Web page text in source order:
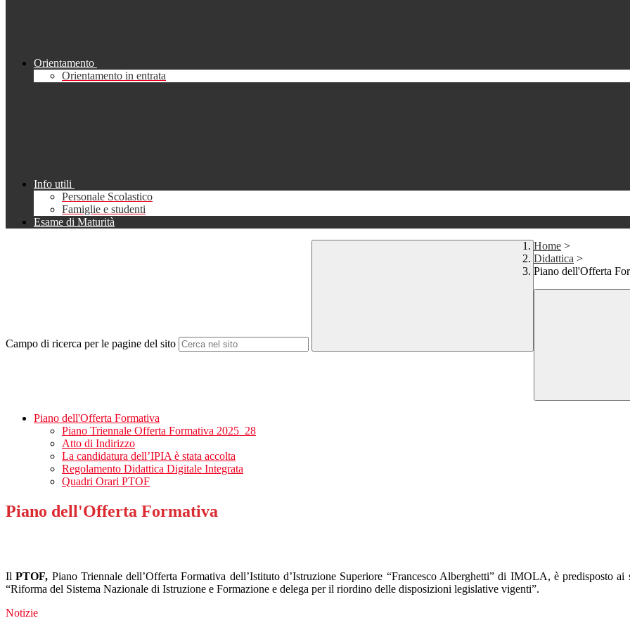
Orientamento
Orientamento in entrata
Info utili
Personale Scolastico
Famiglie e studenti
Esame di Maturità
Campo di ricerca per le pagine del sito
Home >
Didattica >
Piano dell'Offerta
Piano dell'Offerta Formativa
Piano Triennale Offerta Formativa 2025_28
Atto di Indirizzo
La candidatura dell’IPIA è stata accolta
Regolamento Didattica Digitale Integrata
Quadri Orari PTOF
Piano dell'Offerta Formativa
IlPTOF, Piano Triennale dell’Offerta Formativa dell’Istituto d’Istruzione Superiore “Francesco Alberghetti” di IMOLA, è predisposto
“Riforma del Sistema Nazionale di Istruzione e Formazione e delega per il riordino delle disposizioni legislative vigenti”.
Notizie